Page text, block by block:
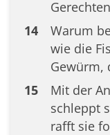
14
Warum
wie die
Gewürm,
15
Mit der
schleppt
rafft sie